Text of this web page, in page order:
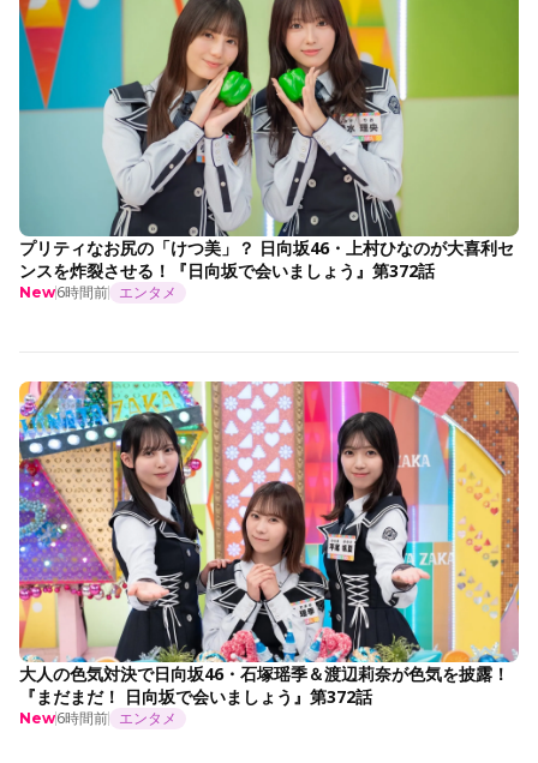
プリティなお尻の「けつ美」？ 日向坂46・上村ひなのが大喜利セ
ンスを炸裂させる！『日向坂で会いましょう』第372話
New6時間前 エンタメ
大人の色気対決で日向坂46・石塚瑶季＆渡辺莉奈が色気を披露！
『まだまだ！ 日向坂で会いましょう』第372話
New6時間前 エンタメ